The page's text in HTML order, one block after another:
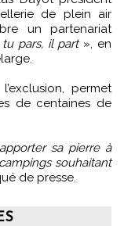
de plein air
un partenariat
tu pars, il part», en
permet
de centaines de
sa pierre à
souhaitant
de presse.